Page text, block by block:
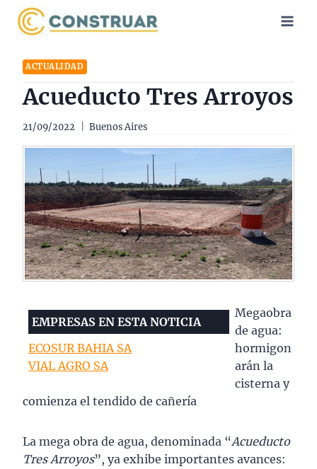
Saltar
ACTUALIDAD
Acueducto Tres Arroyos
21/09/2022 Buenos Aires
EMPRESAS EN ESTA NOTICIA
ECOSUR BAHIA SA
VIAL AGRO SA
Megaobra
de agua:
hormigon
arán la
cisterna y
comienza el tendido de cañería
La mega obra de agua, denominada “Acueducto
Tres Arroyos”, ya exhibe importantes avances: